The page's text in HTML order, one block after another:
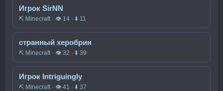
Игрок SirNN
⛏️ Minecraft · 👁 14 · ⬇ 11
странный херобрин
⛏️ Minecraft · 👁 32 · ⬇ 39
Игрок Intriguingly
⛏️ Minecraft · 👁 41 · ⬇ 37